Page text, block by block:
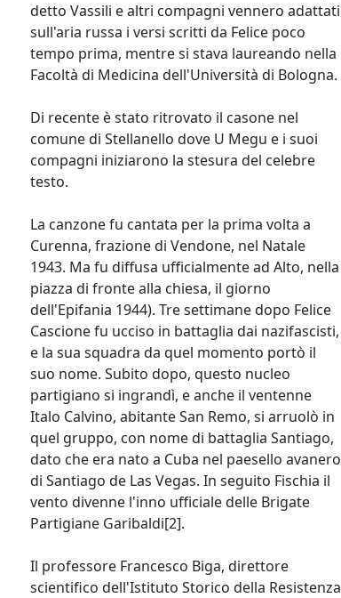
detto Vassili e altri compagni vennero adattati
sull'aria russa i versi scritti da Felice poco
tempo prima, mentre si stava laureando nella
Facoltà di Medicina dell'Università di Bologna.
Di recente è stato ritrovato il casone nel
comune di Stellanello dove U Megu e i suoi
compagni iniziarono la stesura del celebre
testo.
La canzone fu cantata per la prima volta a
Curenna, frazione di Vendone, nel Natale
1943. Ma fu diffusa ufficialmente ad Alto, nella
piazza di fronte alla chiesa, il giorno
dell'Epifania 1944). Tre settimane dopo Felice
Cascione fu ucciso in battaglia dai nazifascisti,
e la sua squadra da quel momento portò il
suo nome. Subito dopo, questo nucleo
partigiano si ingrandì, e anche il ventenne
Italo Calvino, abitante San Remo, si arruolò in
quel gruppo, con nome di battaglia Santiago,
dato che era nato a Cuba nel paesello avanero
di Santiago de Las Vegas. In seguito Fischia il
vento divenne l'inno ufficiale delle Brigate
Partigiane Garibaldi[2].
Il professore Francesco Biga, direttore
scientifico dell'Istituto Storico della Resistenza